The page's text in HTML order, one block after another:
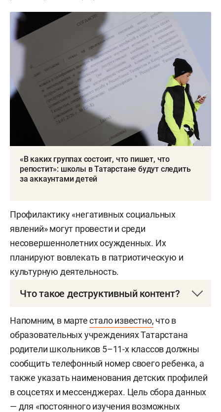
«В каких группах состоит, что пишет, что
репостит»: школы в Татарстане будут следить
за аккаунтами детей
Профилактику «негативных социальных
явлений» могут провести и среди
несовершеннолетних осужденных. Их
планируют вовлекать в патриотическую и
культурную деятельность.
Что такое деструктивный контент?
наносящая вред психическому здоровью,
безопасности и развитию пользователей. В
открытых источниках указывается, что под ним
понимают материалы, пропагандирующие
насилие, запрещенные вещества, экстремизм,
кибербуллинг и нетрадиционные отношения.
Напомним, в мартестало известно, что в
образовательных учреждениях Татарстана
родители школьников 5–11-х классов должны
сообщить телефонный номер своего ребенка, а
также указать наименования детских профилей
в соцсетях и мессенджерах. Цель сбора данных
— для «постоянного изучения возможных